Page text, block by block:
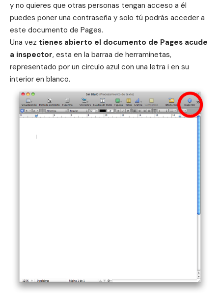
y no quieres que otras personas tengan acceso a él
puedes poner una contraseña y solo tú podrás acceder a
este documento de Pages.
Una vez tienes abierto el documento de Pages acude
a inspector, esta en la barraa de herraminetas,
representado por un circulo azul con una letra i en su
interior en blanco.